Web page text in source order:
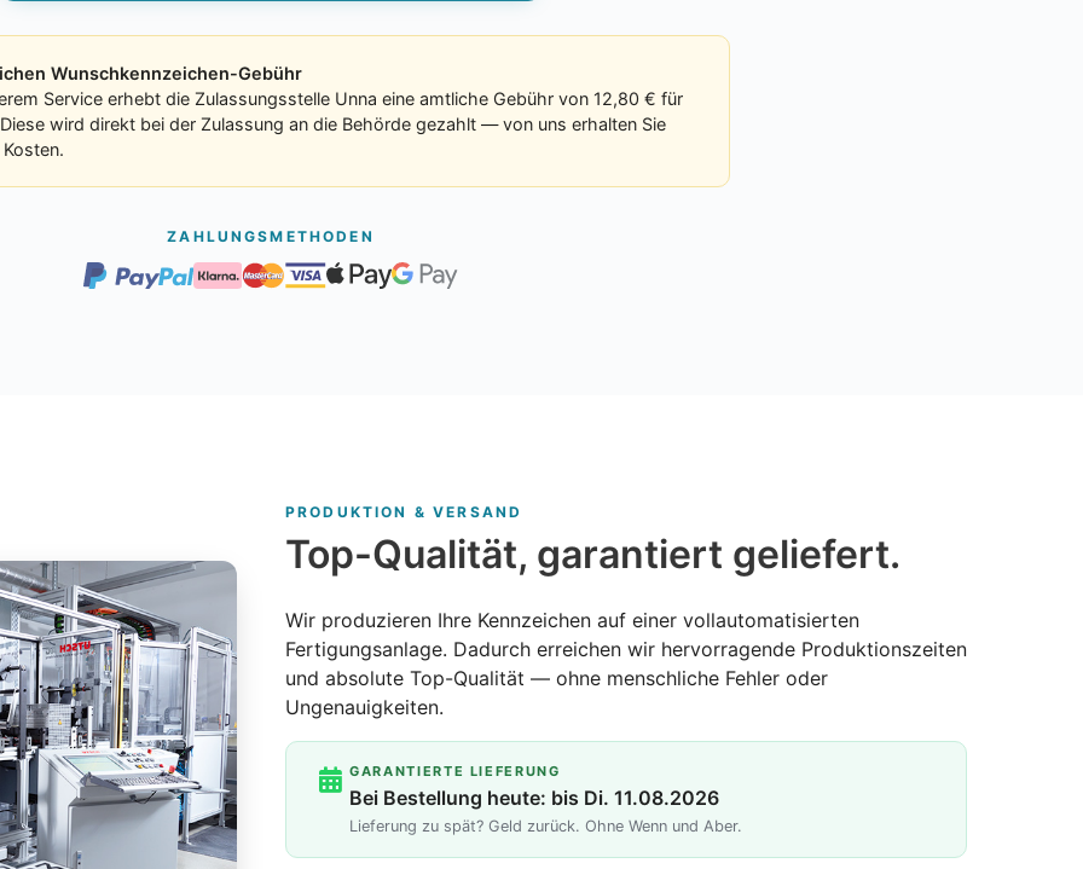
Wunschkennzeichen-Gebühr
Service erhebt die Zulassungsstelle Unna eine amtliche Gebühr von 12,80 € für
wird direkt bei der Zulassung an die Behörde gezahlt — von uns erhalten Sie
ZAHLUNGSMETHODEN
PRODUKTION & VERSAND
Top-Qualität, garantiert geliefert.
Wir produzieren Ihre Kennzeichen auf einer vollautomatisierten
Fertigungsanlage. Dadurch erreichen wir hervorragende Produktionszeiten
und absolute Top-Qualität — ohne menschliche Fehler oder
Ungenauigkeiten.
GARANTIERTE LIEFERUNG
Bei Bestellung heute: bis Di. 11.08.2026
Lieferung zu spät? Geld zurück. Ohne Wenn und Aber.